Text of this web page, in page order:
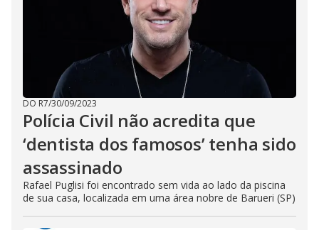
DO R7/30/09/2023
Polícia Civil não acredita que
‘dentista dos famosos’ tenha sido
assassinado
Rafael Puglisi foi encontrado sem vida ao lado da piscina
de sua casa, localizada em uma área nobre de Barueri (SP)